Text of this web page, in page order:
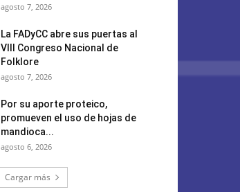
agosto 7, 2026
La FADyCC abre sus puertas al
VIII Congreso Nacional de
Folklore
agosto 7, 2026
Por su aporte proteico,
promueven el uso de hojas de
mandioca...
agosto 6, 2026
Cargar más